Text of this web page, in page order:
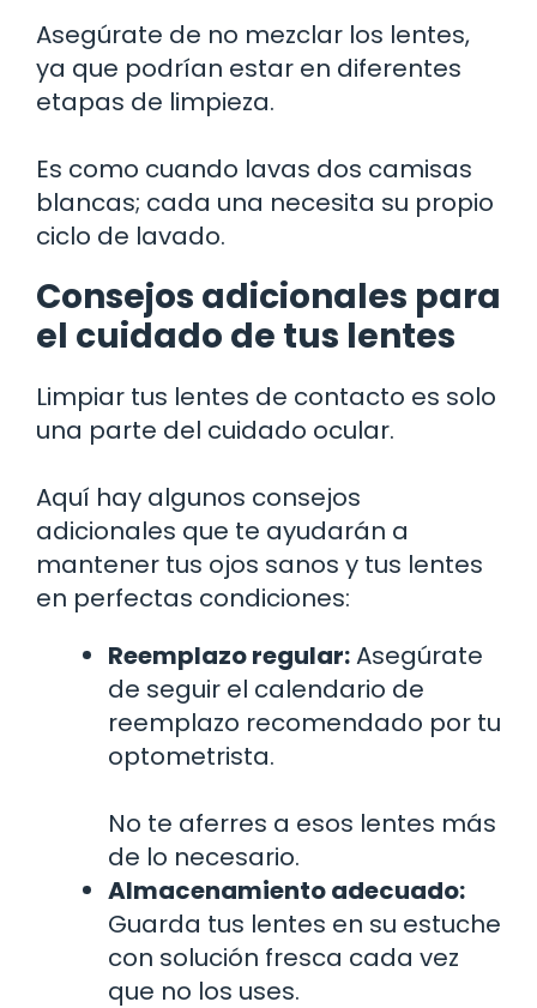
Asegúrate de no mezclar los lentes,
ya que podrían estar en diferentes
etapas de limpieza.
Es como cuando lavas dos camisas
blancas; cada una necesita su propio
ciclo de lavado.
Consejos adicionales para
el cuidado de tus lentes
Limpiar tus lentes de contacto es solo
una parte del cuidado ocular.
Aquí hay algunos consejos
adicionales que te ayudarán a
mantener tus ojos sanos y tus lentes
en perfectas condiciones:
Reemplazo regular:Asegúrate
de seguir el calendario de
reemplazo recomendado por tu
optometrista.
No te aferres a esos lentes más
de lo necesario.
Almacenamiento adecuado:
Guarda tus lentes en su estuche
con solución fresca cada vez
que no los uses.